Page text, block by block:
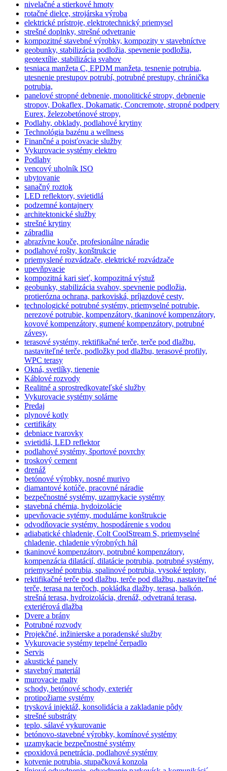
nivelačné a stierkové hmoty
rotačné dielce, strojárska výroba
elektrické prístroje, elektrotechnický priemysel
strešné doplnky, strešné odvetranie
kompozitné stavebné výrobky, kompozity v stavebníctve
geobunky, stabilizácia podložia, spevnenie podložia,
geotextílie, stabilizácia svahov
tesniaca manžeta C, EPDM manžeta, tesnenie potrubia,
utesnenie prestupov potrubí, potrubné prestupy, chránička
potrubia,
panelové stropné debnenie, monolitické stropy, debnenie
stropov, Dokaflex, Dokamatic, Concremote, stropné podpery
Eurex, železobetónové stropy,
Podlahy, obklady, podlahové krytiny
Technológia bazénu a wellness
Finančné a poisťovacie služby
Vykurovacie systémy elektro
Podlahy
vencový uholník ISO
ubytovanie
sanačný roztok
LED reflektory, svietidlá
podzemné kontajnery
architektonické služby
strešné krytiny
zábradlia
abrazívne kouče, profesionálne náradie
podlahové rošty, konštrukcie
priemyslené rozvádzače, elektrické rozvádzače
upevňpvacie
kompozitná kari sieť, kompozitná výstuž
geobunky, stabilizácia svahov, spevnenie podložia,
protierózna ochrana, parkoviská, príjazdové cesty,
technologické potrubné systémy, priemyselné potrubie,
nerezové potrubie, kompenzátory, tkaninové kompenzátory,
kovové kompenzátory, gumené kompenzátory, potrubné
závesy,
terasové systémy, rektifikačné terče, terče pod dlažbu,
nastaviteľné terče, podložky pod dlažbu, terasové profily,
WPC terasy
Okná, svetlíky, tienenie
Káblové rozvody
Realitné a sprostredkovateľské služby
Vykurovacie systémy solárne
Predaj
plynové kotly
certifikáty
debniace tvarovky
svietidlá, LED reflektor
podlahové systémy, športové povrchy
troskový cement
drenáž
betónové výrobky. nosné murivo
diamantové kotúče, pracovné náradie
bezpečnostné systémy, uzamykacie systémy
stavebná chémia, hydoizolácie
upevňovacie sytémy, modulárne konštrukcie
odvodňovacie systémy. hospodárenie s vodou
adiabatické chladenie, Colt CoolStream S, priemyselné
chladenie, chladenie výrobných hál
tkaninové kompenzátory, potrubné kompenzátory,
kompenzácia dilatácií, dilatácie potrubia, potrubné systémy,
priemyselné potrubia, spalinové potrubia, vysoké teploty,
rektifikačné terče pod dlažbu, terče pod dlažbu, nastaviteľné
terče, terasa na terčoch, pokládka dlažby, terasa, balkón,
strešná terasa, hydroizolácia, drenáž, odvetraná terasa,
exteriérová dlažba
Dvere a brány
Potrubné rozvody
Projekčné, inžinierske a poradenské služby
Vykurovacie systémy tepelné čerpadlo
Servis
akustické panely
stavebný materiál
murovacie malty
schody, betónové schody, exteriér
protipožiarne systémy
trysková injektáž, konsolidácia a zakladanie pôdy
strešné substráty
teplo, sálavé vykurovanie
betónovo-stavebné výrobky, komínové systémy
uzamykacie bezpečnostné systémy
epoxidová penetrácia, podlahové systémy
kotvenie potrubia, stupačková konzola